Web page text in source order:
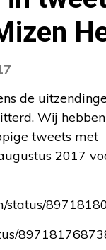
de
Wij
tweets met
2017
status/